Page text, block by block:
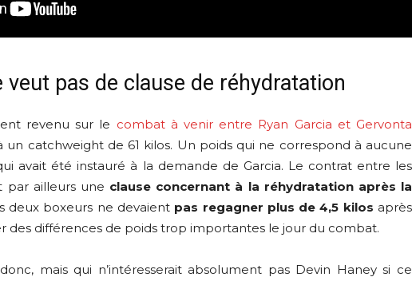
veut pas de clause de réhydratation
revenu sur le combat à venir entre Ryan Garcia et Gervonta
un catchweight de 61 kilos. Un poids qui ne correspond à aucune
avait été instauré à la demande de Garcia. Le contrat entre les
par ailleurs une clause concernant à la réhydratation après la
deux boxeurs ne devaient pas regagner plus de 4,5 kilos après
des différences de poids trop importantes le jour du combat.
mais qui n’intéresserait absolument pas Devin Haney si ce